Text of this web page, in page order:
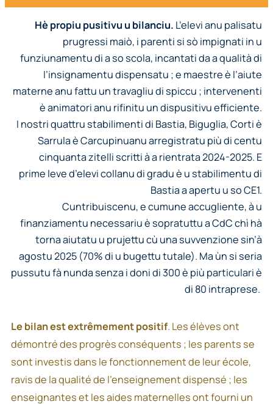
Hè propiu pusitivu u bilanciu. L’elevi anu palisatu
prugressi maiò, i parenti si sò impignati in u
funziunamentu di a so scola, incantati da a qualità di
l’insignamentu dispensatu ; e maestre è l’aiute
materne anu fattu un travagliu di spiccu ; intervenenti
è animatori anu rifinitu un dispusitivu efficiente.
I nostri quattru stabilimenti di Bastia, Biguglia, Corti è
Sarrula è Carcupinuanu arregistratu più di centu
cinquanta zitelli scritti à a rientrata 2024-2025. E
prime leve d’elevi collanu di gradu è u stabilimentu di
Bastia a apertu u so CE1.
Cuntribuiscenu, e cumune accugliente, à u
finanziamentu necessariu è sopratuttu a CdC chì hà
torna aiutatu u prujettu cù una suvvenzione sin’à
agostu 2025 (70% di u bugettu tutale). Ma ùn si seria
pussutu fà nunda senza i doni di 300 è più particulari è
di 80 intraprese.
Le bilan est extrêmement positif. Les élèves ont
démontré des progrès conséquents ; les parents se
sont investis dans le fonctionnement de leur école,
ravis de la qualité de l’enseignement dispensé ; les
enseignantes et les aides maternelles ont fourni un